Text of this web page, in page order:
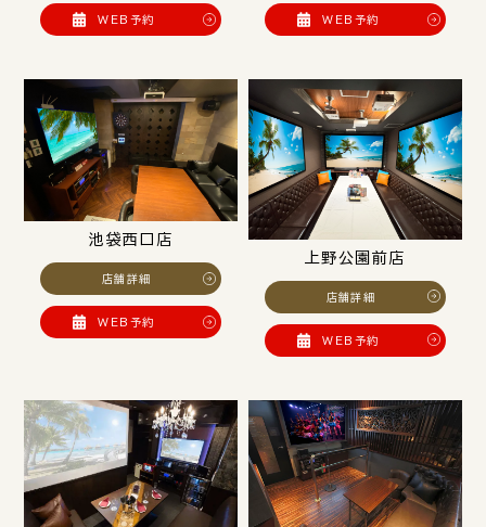
WEB予約 WEB予約
池袋西口店
店舗詳細
WEB予約
上野公園前店
店舗詳細
WEB予約